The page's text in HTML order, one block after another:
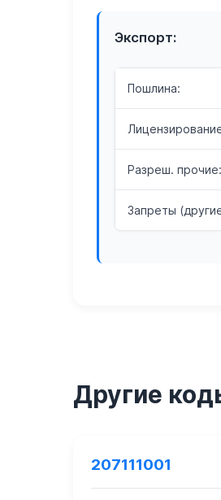
Экспорт:
Пошлина:
Разреш. прочие:
Запреты
Другие
207111001